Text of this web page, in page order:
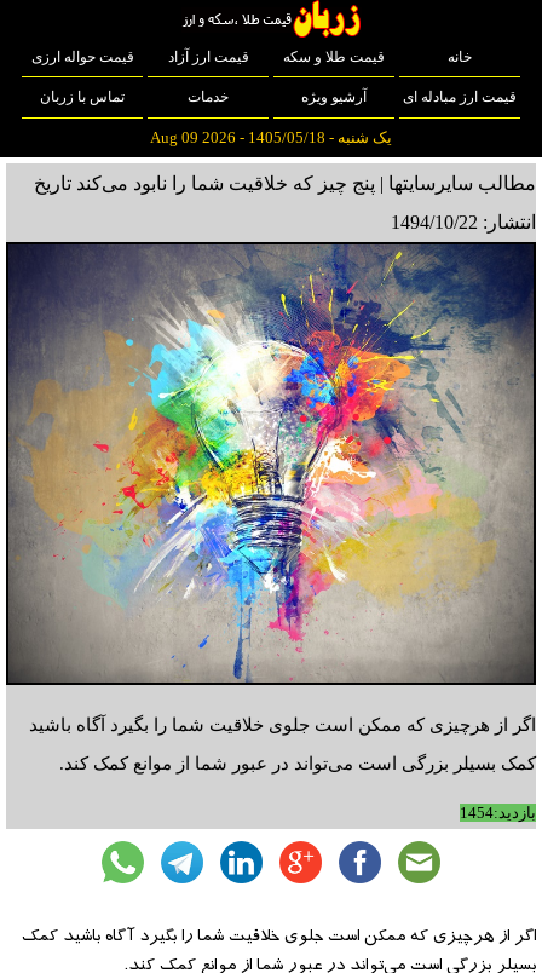
خانه قیمت طلا و سکه قیمت ارز آزاد قیمت حواله ارزی
قیمت ارز مبادله ای آرشیو ویژه خدمات تماس با زربان
یک شنبه - 1405/05/18 - Aug 09 2026
مطالب سایرسایتها | پنج چیز که خلاقیت شما را نابود می‌کند تاریخ
انتشار: 1494/10/22
اگر از هرچیزی که ممکن است جلوی خلاقیت شما را بگیرد آگاه باشید
کمک بسیلر بزرگی است می‌تواند در عبور شما از موانع کمک کند.
بازدید:1454
اگر از هرچیزی که ممکن است جلوی خلاقیت شما را بگیرد آگاه باشید کمک
بسیلر بزرگی است می‌تواند در عبور شما از موانع کمک کند.